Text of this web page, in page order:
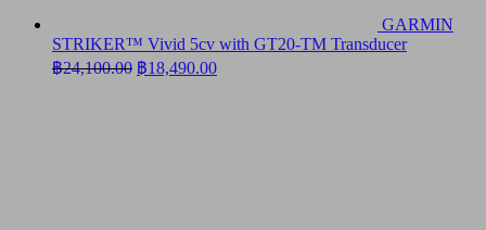
GARMIN
STRIKER™ Vivid 5cv with GT20-TM Transducer
฿24,100.00 Original
price
฿18,490.00Current
price